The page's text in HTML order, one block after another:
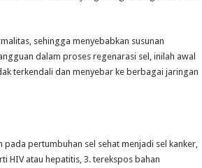
sehingga menyebabkan susunan
dalam proses regenarasi sel, inilah awal
terkendali dan menyebar ke berbagai jaringan
pertumbuhan sel sehat menjadi sel kanker,
HIV atau hepatitis, 3. terekspos bahan